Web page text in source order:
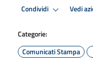
Condividi Vedi
Categorie:
Comunicati Stampa